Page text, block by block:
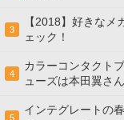
3
【2018】好きな
ェック！
4
カラーコンタクト
ューズは本田翼さ
5
インテグレートの